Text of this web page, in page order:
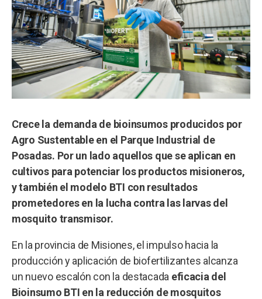
Crece la demanda de bioinsumos producidos por
Agro Sustentable en el Parque Industrial de
Posadas. Por un lado aquellos que se aplican en
cultivos para potenciar los productos misioneros,
y también el modelo BTI con resultados
prometedores en la lucha contra las larvas del
mosquito transmisor.
En la provincia de Misiones, el impulso hacia la
producción y aplicación de biofertilizantes alcanza
un nuevo escalón con la destacada eficacia del
Bioinsumo BTI en la reducción de mosquitos